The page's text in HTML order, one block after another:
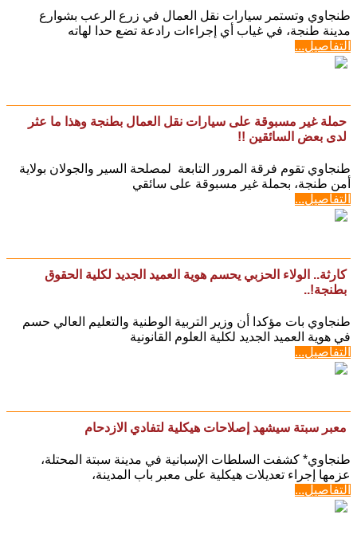
طنجاوي وتستمر سيارات نقل العمال في زرع الرعب بشوارع
مدينة طنجة، في غياب أي إجراءات رادعة تضع حدا لهاته
التفاصيل...
حملة غير مسبوقة على سيارات نقل العمال بطنجة وهذا ما عثر
لدى بعض السائقين !!
طنجاوي تقوم فرقة المرور التابعة لمصلحة السير والجولان بولاية
أمن طنجة، بحملة غير مسبوقة على سائقي
التفاصيل...
كارثة.. الولاء الحزبي يحسم هوية العميد الجديد لكلية الحقوق
بطنجة!..
طنجاوي بات مؤكدا أن وزير التربية الوطنية والتعليم العالي حسم
في هوية العميد الجديد لكلية العلوم القانونية
التفاصيل...
معبر سبتة سيشهد إصلاحات هيكلية لتفادي الازدحام
طنجاوي* كشفت السلطات الإسبانية في مدينة سبتة المحتلة،
عزمها إجراء تعديلات هيكلية على معبر باب المدينة،
التفاصيل...